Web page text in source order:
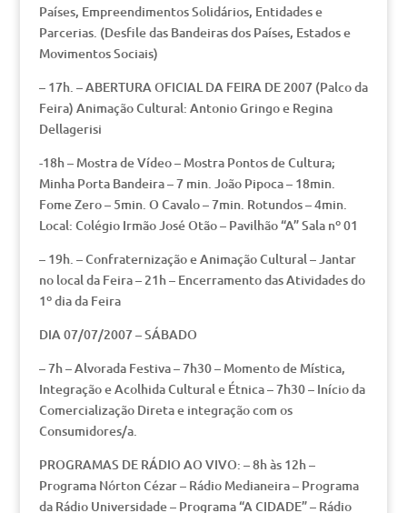
Países, Empreendimentos Solidários, Entidades e
Parcerias. (Desfile das Bandeiras dos Países, Estados e
Movimentos Sociais)
– 17h. – ABERTURA OFICIAL DA FEIRA DE 2007 (Palco da
Feira) Animação Cultural: Antonio Gringo e Regina
Dellagerisi
-18h – Mostra de Vídeo – Mostra Pontos de Cultura;
Minha Porta Bandeira – 7 min. João Pipoca – 18min.
Fome Zero – 5min. O Cavalo – 7min. Rotundos – 4min.
Local: Colégio Irmão José Otão – Pavilhão “A” Sala nº 01
– 19h. – Confraternização e Animação Cultural – Jantar
no local da Feira – 21h – Encerramento das Atividades do
1º dia da Feira
DIA 07/07/2007 – SÁBADO
– 7h – Alvorada Festiva – 7h30 – Momento de Mística,
Integração e Acolhida Cultural e Étnica – 7h30 – Início da
Comercialização Direta e integração com os
Consumidores/a.
PROGRAMAS DE RÁDIO AO VIVO: – 8h às 12h –
Programa Nórton Cézar – Rádio Medianeira – Programa
da Rádio Universidade – Programa “A CIDADE” – Rádio